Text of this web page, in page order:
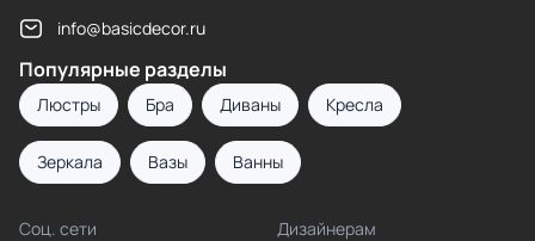
info@basicdecor.ru
Популярные разделы
Люстры Бра Диваны Кресла
Зеркала Вазы Ванны
Соц. сети Дизайнерам